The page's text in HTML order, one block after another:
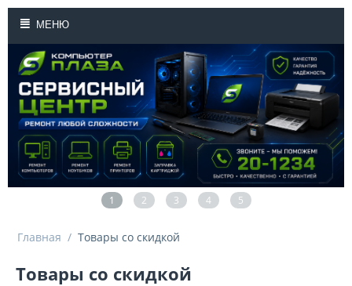
МЕНЮ
1 2 3 4 5
Главная / Товары со скидкой
Товары со скидкой